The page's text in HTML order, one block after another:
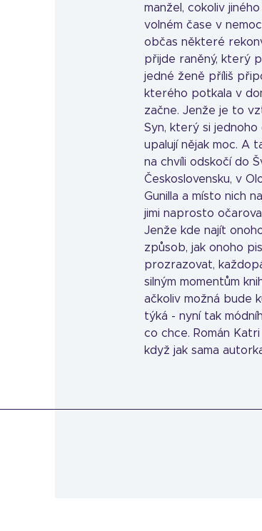
manžel, cokoliv
volném čase v
občas některé
přijde raněný, který
jedné ženě příliš
kterého potkala v
začne. Jenže je to
Syn, který si
upalují nějak moc. A
na chvíli odskočí do
Československu, v
Gunilla a místo nich
jimi naprosto
Jenže kde najít
způsob, jak onoho
prozrazovat,
silným momentům
ačkoliv možná bude
týká - nyní tak
co chce. Román Katri
když jak sama